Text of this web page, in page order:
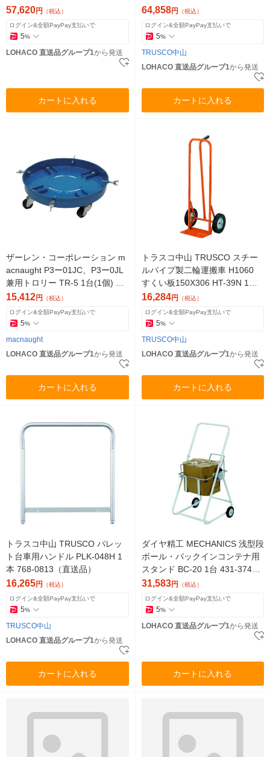
mm CH-1334 1台（直送品）
57,620円 （税込）
ログイン&全額PayPay支払いで
5%
LOHACO 直送品グループ1から発送
カートに入れる
1T 1台 380-3376（直送品）
64,858円 （税込）
ログイン&全額PayPay支払いで
5%
TRUSCO中山
LOHACO 直送品グループ1から発送
カートに入れる
ザーレン・コーポレーション m
acnaught P3ー01JC、P3ー0JL
兼用トロリー TR-5 1台(1個) 12
1-6554（直送品）
15,412円 （税込）
ログイン&全額PayPay支払いで
5%
macnaught
LOHACO 直送品グループ1から発送
カートに入れる
トラスコ中山 TRUSCO スチー
ルパイプ製二輪運搬車 H1060
すくい板150X306 HT-39N 1台
(1個) 300-1075（直送品）
16,284円 （税込）
ログイン&全額PayPay支払いで
5%
TRUSCO中山
LOHACO 直送品グループ1から発送
カートに入れる
トラスコ中山 TRUSCO パレッ
ト台車用ハンドル PLK-048H 1
本 768-0813（直送品）
16,265円 （税込）
ログイン&全額PayPay支払いで
5%
TRUSCO中山
LOHACO 直送品グループ1から発送
カートに入れる
ダイヤ精工 MECHANICS 浅型段
ボール・バックインコンテナ用
スタンド BC-20 1台 431-3747
（直送品）
31,583円 （税込）
ログイン&全額PayPay支払いで
5%
LOHACO 直送品グループ1から発送
カートに入れる